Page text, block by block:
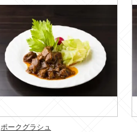
ポークグラシュ